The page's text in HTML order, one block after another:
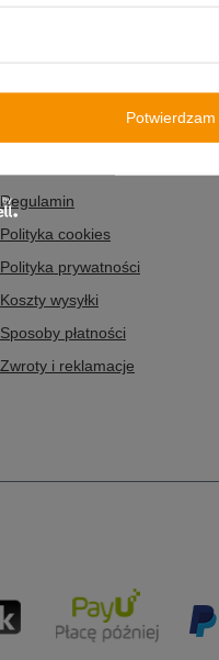
Regulamin
Polityka cookies
Polityka prywatności
Koszty wysyłki
Sposoby płatności
Zwroty i reklamacje